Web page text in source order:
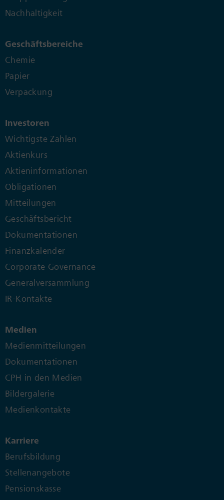
Nachhaltigkeit
Geschäftsbereiche
Chemie
Papier
Verpackung
Investoren
Wichtigste Zahlen
Aktienkurs
Aktieninformationen
Obligationen
Mitteilungen
Geschäftsbericht
Dokumentationen
Finanzkalender
Corporate Governance
Generalversammlung
IR-Kontakte
Medien
Medienmitteilungen
Dokumentationen
CPH in den Medien
Bildergalerie
Medienkontakte
Karriere
Berufsbildung
Stellenangebote
Pensionskasse